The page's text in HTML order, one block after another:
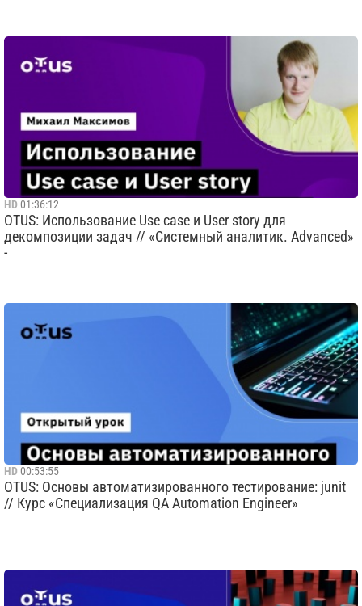
HD 01:36:12
OTUS: Использование Use case и User story для
декомпозиции задач // «Системный аналитик. Advanced»
-
HD 00:53:55
OTUS: Основы автоматизированного тестирование: junit
// Курс «Специализация QA Automation Engineer»